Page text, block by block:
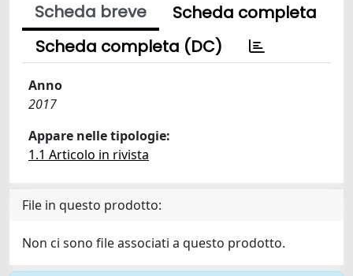
Scheda breve
Scheda completa
Scheda completa (DC)
Anno
2017
Appare nelle tipologie:
1.1 Articolo in rivista
File in questo prodotto:
Non ci sono file associati a questo prodotto.